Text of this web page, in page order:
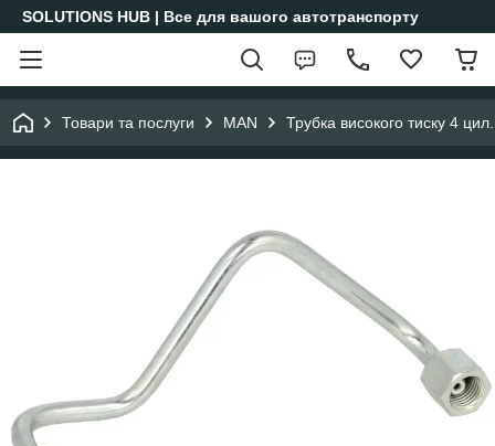
SOLUTIONS HUB | Все для вашого автотранспорту
Товари та послуги MAN Трубка високого тиску 4